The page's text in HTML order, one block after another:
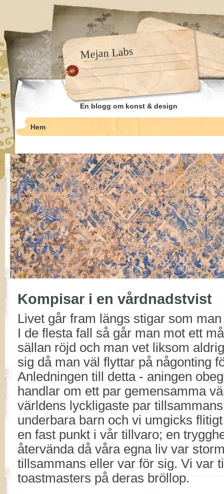
Mejan Labs
En blogg om konst & design
Hem
Kompisar i en vårdnadstvist
Livet går fram längs stigar som
I de flesta fall så går man mot ett
sällan röjd och man vet liksom
sig då man väl flyttar på någonting
Anledningen till detta - aningen
handlar om ett par gemensamma
världens lyckligaste par
underbara barn och vi umgicks
en fast punkt i vår tillvaro; en
återvända då våra egna liv var
tillsammans eller var för sig. Vi var
toastmasters på deras bröllop.